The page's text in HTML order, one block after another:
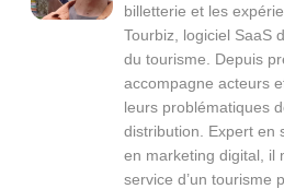
billetterie et les
Tourbiz, logiciel SaaS
du tourisme. Depuis
accompagne acteurs
leurs problématiques
distribution. Expert en
en marketing digital, il
service d’un tourisme